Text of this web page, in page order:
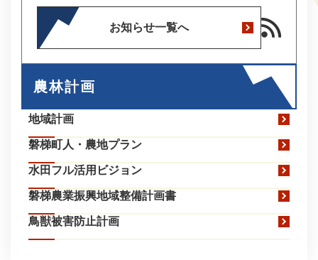
お知らせ一覧へ
農林計画
地域計画
磐梯町人・農地プラン
水田フル活用ビジョン
磐梯農業振興地域整備計画書
鳥獣被害防止計画